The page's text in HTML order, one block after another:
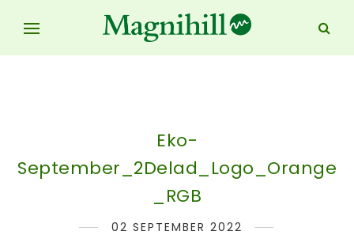
Eko-
September_2Delad_Logo_Orange
_RGB
02 SEPTEMBER 2022